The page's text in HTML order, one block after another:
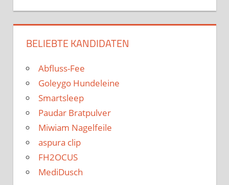
BELIEBTE KANDIDATEN
Abfluss-Fee
Goleygo Hundeleine
Smartsleep
Paudar Bratpulver
Miwiam Nagelfeile
aspura clip
FH2OCUS
MediDusch